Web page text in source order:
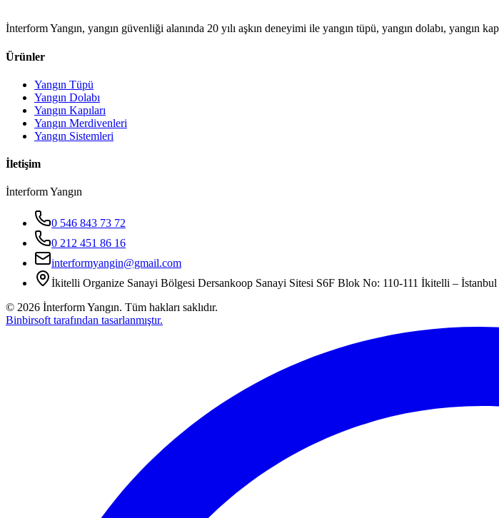
İnterform Yangın, yangın güvenliği alanında 20 yılı aşkın deneyimi ile yangın tüpü, yangın dolabı, yangın
Ürünler
Yangın Tüpü
Yangın Dolabı
Yangın Kapıları
Yangın Merdivenleri
Yangın Sistemleri
İletişim
İnterform Yangın
0 546 843 73 72
0 212 451 86 16
interformyangin@gmail.com
İkitelli Organize Sanayi Bölgesi Dersankoop Sanayi Sitesi S6F Blok No: 110-111 İkitelli – İstanbul
© 2026 İnterform Yangın. Tüm hakları saklıdır.
Binbirsoft tarafından tasarlanmıştır.